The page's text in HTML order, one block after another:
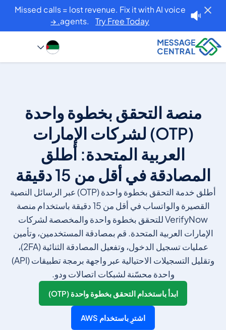
Missed calls = lost revenue. Fix it with AI voice
agents.Try Free Today. →
منصة التحقق بخطوة واحدة
(OTP) لشركات الإمارات
العربية المتحدة: أطلق
المصادقة في أقل من 15 دقيقة
أطلق خدمة التحقق بخطوة واحدة (OTP) عبر الرسائل النصية
القصيرة والواتساب في أقل من 15 دقيقة باستخدام منصة
VerifyNow للتحقق بخطوة واحدة والمخصصة لشركات
الإمارات العربية المتحدة. قم بمصادقة المستخدمين، وتأمين
عمليات تسجيل الدخول، وتفعيل المصادقة الثنائية (2FA)،
وتقليل التسجيلات الاحتيالية عبر واجهة برمجة تطبيقات (API)
واحدة محسّنة لشبكات اتصالات ودو.
ابدأ باستخدام التحقق بخطوة واحدة (OTP)
اشترِ باستخدام AWS